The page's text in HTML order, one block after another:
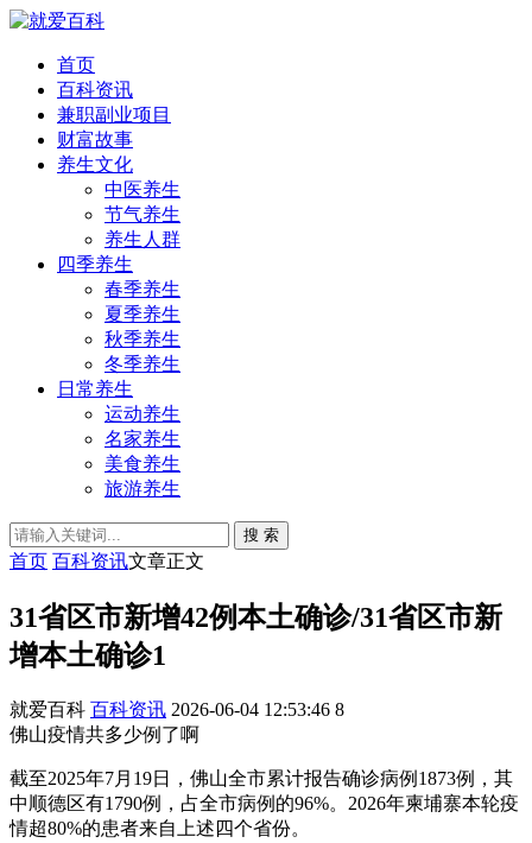
首页
百科资讯
兼职副业项目
财富故事
养生文化
中医养生
节气养生
养生人群
四季养生
春季养生
夏季养生
秋季养生
冬季养生
日常养生
运动养生
名家养生
美食养生
旅游养生
搜 索
首页 百科资讯文章正文
31省区市新增42例本土确诊/31省区市新
增本土确诊1
就爱百科 百科资讯 2026-06-04 12:53:46 8
佛山疫情共多少例了啊
截至2025年7月19日，佛山全市累计报告确诊病例1873例，其
中顺德区有1790例，占全市病例的96%。2026年柬埔寨本轮疫
情超80%的患者来自上述四个省份。